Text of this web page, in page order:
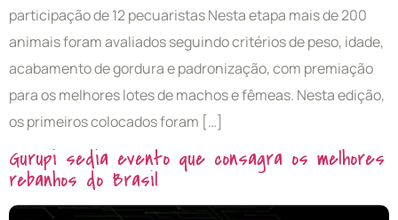
participação de 12 pecuaristas Nesta etapa mais de 200
animais foram avaliados seguindo critérios de peso, idade,
acabamento de gordura e padronização, com premiação
para os melhores lotes de machos e fêmeas. Nesta edição,
os primeiros colocados foram […]
Gurupi sedia evento que consagra os melhores
rebanhos do Brasil